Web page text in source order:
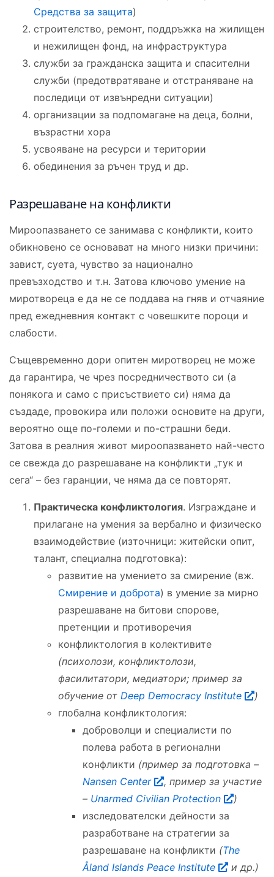
Средства за защита)
строителство, ремонт, поддръжка на жилищен
и нежилищен фонд, на инфраструктура
служби за гражданска защита и спасителни
служби (предотвратяване и отстраняване на
последици от извънредни ситуации)
организации за подпомагане на деца, болни,
възрастни хора
усвояване на ресурси и територии
обединения за ръчен труд и др.
Разрешаване на конфликти
Мироопазването се занимава с конфликти, които
обикновено се основават на много низки причини:
завист, суета, чувство за национално
превъзходство и т.н. Затова ключово умение на
миротвореца е да не се поддава на гняв и отчаяние
пред ежедневния контакт с човешките пороци и
слабости.
Същевременно дори опитен миротворец не може
да гарантира, че чрез посредничеството си (а
понякога и само с присъствието си) няма да
създаде, провокира или положи основите на други,
вероятно още по-големи и по-страшни беди.
Затова в реалния живот мироопазването най-често
се свежда до разрешаване на конфликти „тук и
сега“ – без гаранции, че няма да се повторят.
Практическа конфликтология. Изграждане и
прилагане на умения за вербално и физическо
взаимодействие (източници: житейски опит,
талант, специална подготовка):
развитие на умението за смирение (вж.
Смирение и доброта) в умение за мирно
разрешаване на битови спорове,
претенции и противоречия
конфликтология в колективите
(психолози, конфликтолози,
фасилитатори, медиатори; пример за
обучение от Deep Democracy Institute
)
глобална конфликтология:
доброволци и специалисти по
полева работа в регионални
конфликти (пример за подготовка –
Nansen Center
, пример за участие
– Unarmed Civilian Protection
)
изследователски дейности за
разработване на стратегии за
разрешаване на конфликти (The
Åland Islands Peace Institute
и др.)